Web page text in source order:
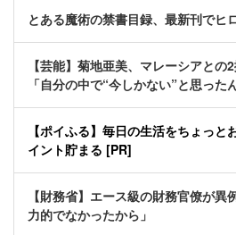
とある魔術の禁書目録、最新刊でヒ
【芸能】菊地亜美、マレーシアと
「自分の中で“今しかない”と思った
【ポイふる】毎日の生活をちょっ
イント貯まる [PR]
【財務省】エース級の財務官僚が
力的でなかったから」